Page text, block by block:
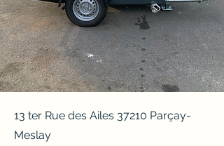
13 ter Rue des Ailes 37210 Parçay-
Meslay